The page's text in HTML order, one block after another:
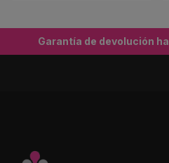
Garantía de devolución